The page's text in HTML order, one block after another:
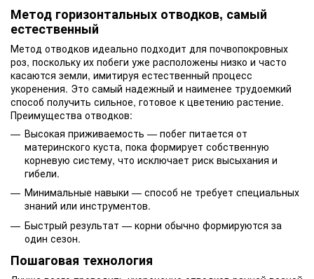
Метод горизонтальных отводков, самый
естественный
Метод отводков идеально подходит для почвопокровных
роз, поскольку их побеги уже расположены низко и часто
касаются земли, имитируя естественный процесс
укоренения. Это самый надежный и наименее трудоемкий
способ получить сильное, готовое к цветению растение.
Преимущества отводков:
Высокая приживаемость — побег питается от
материнского куста, пока формирует собственную
корневую систему, что исключает риск высыхания и
гибели.
Минимальные навыки — способ не требует специальных
знаний или инструментов.
Быстрый результат — корни обычно формируются за
один сезон.
Пошаговая технология